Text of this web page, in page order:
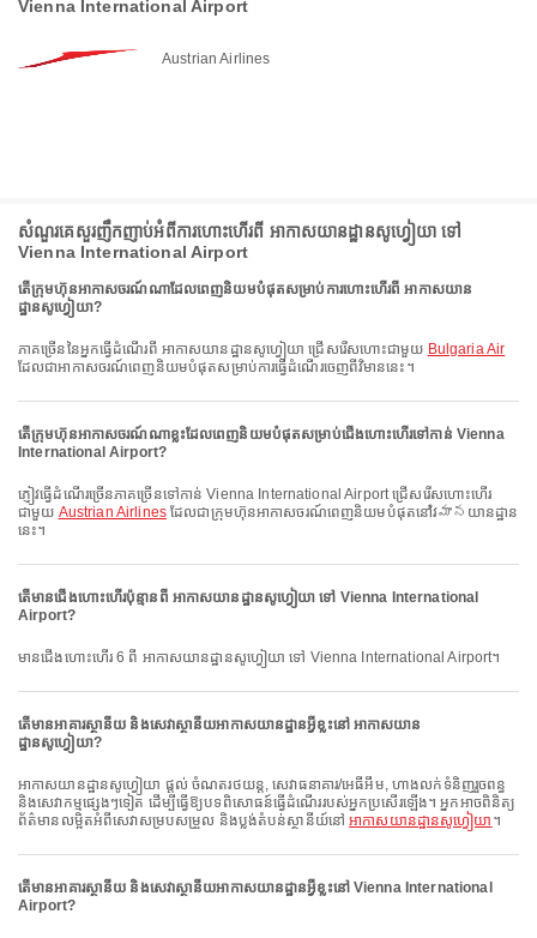
Vienna International Airport
Austrian Airlines
សំណួរគេសួរញឹកញាប់អំពីការហោះហើរពី អាកាសយានដ្ឋានសូហ្វៀយា ទៅ
Vienna International Airport
តើក្រុមហ៊ុនអាកាសចរណ៍ណាដែលពេញនិយមបំផុតសម្រាប់ការហោះហើរពី អាកាសយាន
ដ្ឋានសូហ្វៀយា?
ភាគច្រើននៃអ្នកធ្វើដំណើរពី អាកាសយានដ្ឋានសូហ្វៀយា ជ្រើសរើសហោះជាមួយ Bulgaria Air
ដែលជាអាកាសចរណ៍ពេញនិយមបំផុតសម្រាប់ការធ្វើដំណើរចេញពីវិមាននេះ។
តើក្រុមហ៊ុនអាកាសចរណ៍ណាខ្លះដែលពេញនិយមបំផុតសម្រាប់ជើងហោះហើរទៅកាន់ Vienna
International Airport?
ភ្ញៀវធ្វើដំណើរច្រើនភាគច្រើនទៅកាន់ Vienna International Airport ជ្រើសរើសហោះហើរ
ជាមួយ Austrian Airlinesដែលជាក្រុមហ៊ុនអាកាសចរណ៍ពេញនិយមបំផុតនៅវిమానយានដ្ឋាន
នេះ។
តើមានជើងហោះហើរប៉ុន្មានពី អាកាសយានដ្ឋានសូហ្វៀយា ទៅ Vienna International
Airport?
មានជើងហោះហើរ 6 ពី អាកាសយានដ្ឋានសូហ្វៀយា ទៅ Vienna International Airport។
តើមានអាគារស្ថានីយ និងសេវាស្ថានីយអាកាសយានដ្ឋានអ្វីខ្លះនៅ អាកាសយាន
ដ្ឋានសូហ្វៀយា?
អាកាសយានដ្ឋានសូហ្វៀយា ផ្តល់ ចំណតរថយន្ត, សេវាធនាគារ/អេធីអឹម, ហាងលក់ទំនិញរួចពន្ធ
និងសេវាកម្មផ្សេងៗទៀត ដើម្បីធ្វើឱ្យបទពិសោធន៍ធ្វើដំណើររបស់អ្នកប្រសើរឡើង។ អ្នកអាចពិនិត្យ
ព័ត៌មានលម្អិតអំពីសេវាសម្របសម្រួល និងប្លង់តំបន់ស្ថានីយ៍នៅអាកាសយានដ្ឋានសូហ្វៀយា ។
តើមានអាគារស្ថានីយ និងសេវាស្ថានីយអាកាសយានដ្ឋានអ្វីខ្លះនៅ Vienna International
Airport?